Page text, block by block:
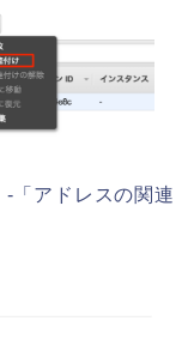
「アドレスの関連